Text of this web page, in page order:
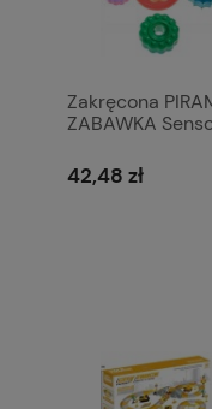
Zakręcona
ZABAWKA
42,48 zł